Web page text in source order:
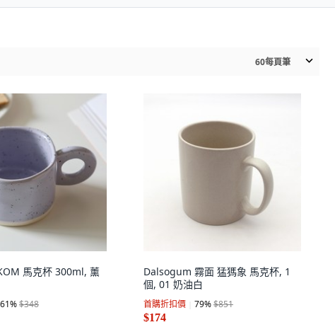
60每頁筆
馬克杯 300ml, 薰
61%$348
Dalsogum 霧面 猛獁象 馬克杯, 1
個, 01 奶油白
首購折扣價 79%$851
$174